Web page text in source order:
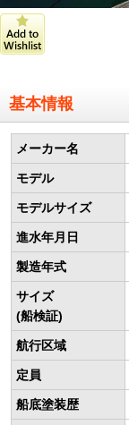
基本情報
メーカー名
モデル
モデルサイズ
進水年月日
製造年式
サイズ
(船検証)
航行区域
定員
船底塗装歴